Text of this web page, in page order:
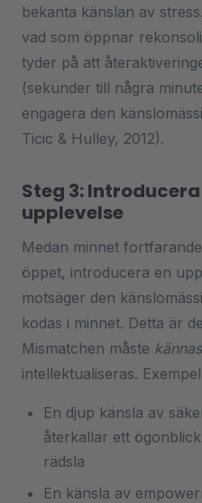
bekanta känslan av
vad som öppnar
tyder på att
(sekunder till några
engagera den
Ticic & Hulley, 2012).
Steg 3:
upplevelse
Medan minnet
öppet, introducera en
motsäger den
kodas i minnet. Detta är
Mismatchen måste kännas
intellektualiseras.
En djup känsla av
återkallar ett
rädsla
En känsla av